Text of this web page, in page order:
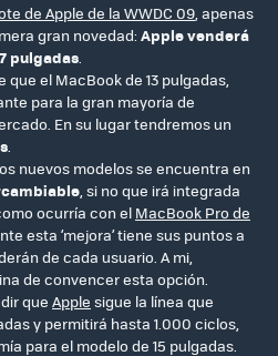
de Apple de la WWDC 09, apenas
gran novedad: Apple venderá
pulgadas.
el MacBook de 13 pulgadas,
para la gran mayoría de
En su lugar tendremos un
.
nuevos modelos se encuentra en
, si no que irá integrada
ocurría con el MacBook Pro de
esta ‘mejora’ tiene sus puntos a
de cada usuario. A mi,
de convencer esta opción.
que Apple sigue la línea que
y permitirá hasta 1.000 ciclos,
para el modelo de 15 pulgadas.